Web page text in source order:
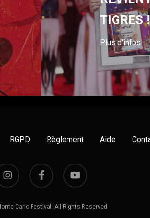
TIGRES !
Plus d'infos
RGPD Règlement Aide
facebook youtube
Carlo Festival. All Rights Reserved